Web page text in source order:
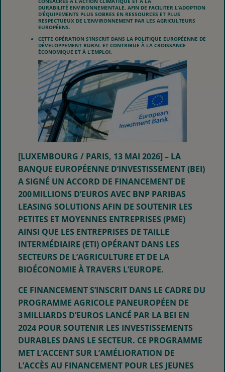
DURABILITÉ ENVIRONNEMENTALE, AFIN DE FACILITER L’ADOPTION
D’ÉQUIPEMENTS PLUS SOBRES EN RESSOURCES ET PLUS
RESPECTUEUX DE L’ENVIRONNEMENT PAR LES AGRICULTEURS
EUROPÉENS.
CETTE OPÉRATION S’INSCRIT DANS LA POLITIQUE EUROPÉENNE DE
DÉVELOPPEMENT RURAL ET CONTRIBUE À LA CROISSANCE
ÉCONOMIQUE ET À L’EMPLOI.
[LUXEMBOURG / PARIS, 13 MAI 2026]– LA
BANQUE EUROPÉENNE D’INVESTISSEMENT (BEI)
A SIGNÉ UN ACCORD DE FINANCEMENT DE
200 MILLIONS D’EUROS AVEC BNP PARIBAS
LEASING SOLUTIONS AFIN DE SOUTENIR LES
PETITES ET MOYENNES ENTREPRISES (PME)
AINSI QUE LES ENTREPRISES DE TAILLE
INTERMÉDIAIRE (ETI) OPÉRANT DANS LES
SECTEURS DE L’AGRICULTURE ET DE LA
BIOÉCONOMIE À TRAVERS L’EUROPE.
CE FINANCEMENT S’INSCRIT DANS LE CADRE DU
PROGRAMME AGRICOLE PANEUROPÉEN DE
3 MILLIARDS D’EUROS LANCÉ PAR LA BEI EN
2024 POUR SOUTENIR LES INVESTISSEMENTS
DURABLES DANS LE SECTEUR. CE PROGRAMME
MET L’ACCENT SUR L’AMÉLIORATION DE
L’ACCÈS AU FINANCEMENT POUR LES JEUNES